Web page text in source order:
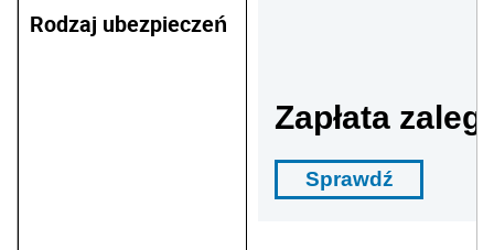
Rodzaj ubezpieczeń
Zapłata
Sprawdź